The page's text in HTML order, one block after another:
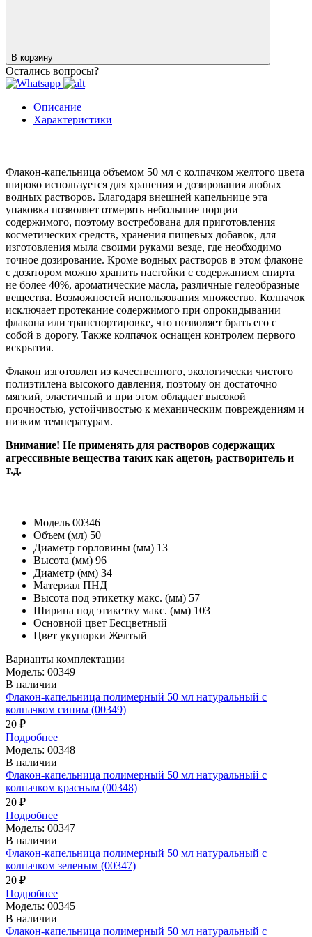
В корзину
Остались вопросы?
Описание
Характеристики
Флакон-капельница объемом 50 мл с колпачком желтого цвета
широко используется для хранения и дозирования любых
водных растворов. Благодаря внешней капельнице эта
упаковка позволяет отмерять небольшие порции
содержимого, поэтому востребована для приготовления
косметических средств, хранения пищевых добавок, для
изготовления мыла своими руками везде, где необходимо
точное дозирование. Кроме водных растворов в этом флаконе
с дозатором можно хранить настойки с содержанием спирта
не более 40%, ароматические масла, различные гелеобразные
вещества. Возможностей использования множество. Колпачок
исключает протекание содержимого при опрокидывании
флакона или транспортировке, что позволяет брать его с
собой в дорогу. Также колпачок оснащен контролем первого
вскрытия.
Флакон изготовлен из качественного, экологически чистого
полиэтилена высокого давления, поэтому он достаточно
мягкий, эластичный и при этом обладает высокой
прочностью, устойчивостью к механическим повреждениям и
низким температурам.
Внимание! Не применять для растворов содержащих
агрессивные вещества таких как ацетон, растворитель и
т.д.
Модель 00346
Объем (мл) 50
Диаметр горловины (мм) 13
Высота (мм) 96
Диаметр (мм) 34
Материал ПНД
Высота под этикетку макс. (мм) 57
Ширина под этикетку макс. (мм) 103
Основной цвет Бесцветный
Цвет укупорки Желтый
Варианты комплектации
Модель: 00349
В наличии
Флакон-капельница полимерный 50 мл натуральный с
колпачком синим (00349)
20 ₽
Подробнее
Модель: 00348
В наличии
Флакон-капельница полимерный 50 мл натуральный с
колпачком красным (00348)
20 ₽
Подробнее
Модель: 00347
В наличии
Флакон-капельница полимерный 50 мл натуральный с
колпачком зеленым (00347)
20 ₽
Подробнее
Модель: 00345
В наличии
Флакон-капельница полимерный 50 мл натуральный с